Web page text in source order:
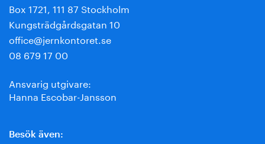
Box 1721, 111 87 Stockholm
Kungsträdgårdsgatan 10
office@jernkontoret.se
08 679 17 00
Ansvarig utgivare:
Hanna Escobar-Jansson
Besök även: